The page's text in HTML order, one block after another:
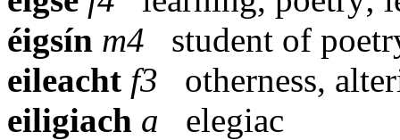
éigsín m4
student of
eileacht f3
otherness,
eiligiach a
elegiac